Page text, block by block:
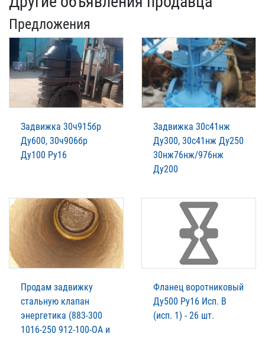
Предложения
Задвижка 30ч915бр
Ду600, 30ч906бр
Ду100 Ру16
Задвижка 30с41нж
Ду300, 30с41нж Ду250
30нж76нж/976нж
Ду200
Продам задвижку
стальную клапан
энергетика (883-300
1016-250 912-100-ОА и
Фланец воротниковый
Ду500 Ру16 Исп. В
(исп. 1) - 26 шт.